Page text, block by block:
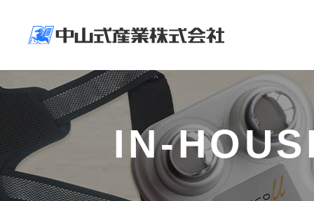
企業情報 企業情
トップメッセージ
経営ビジョン
ニュースリリース＆
新着情報
コラム
製品情報 製品情
ヘルスケア製品
企業活動 企業活
人に環境に社会に
価値創造の力で
向き合う
採用情報 採用情
採用情報
IN-